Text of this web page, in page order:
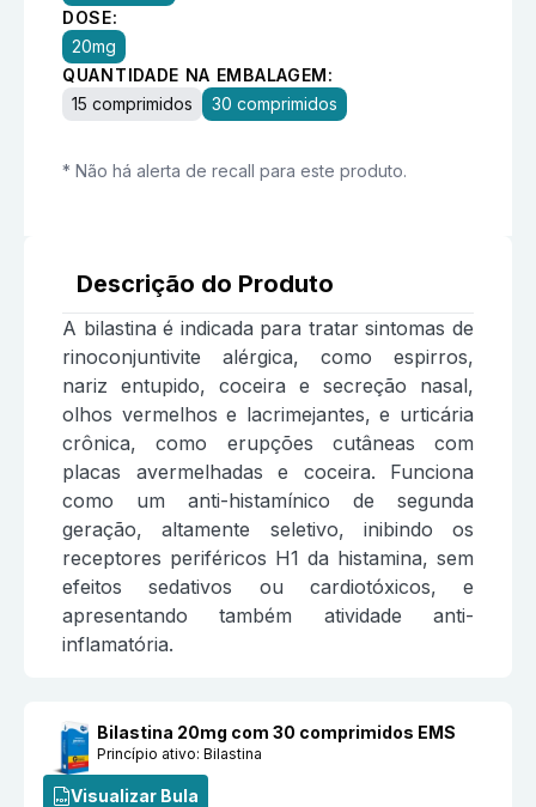
DOSE:
20mg
QUANTIDADE NA EMBALAGEM:
15 comprimidos
30 comprimidos
* Não há alerta de recall para este produto.
Descrição do Produto
A bilastina é indicada para tratar sintomas de
rinoconjuntivite alérgica, como espirros,
nariz entupido, coceira e secreção nasal,
olhos vermelhos e lacrimejantes, e urticária
crônica, como erupções cutâneas com
placas avermelhadas e coceira. Funciona
como um anti-histamínico de segunda
geração, altamente seletivo, inibindo os
receptores periféricos H1 da histamina, sem
efeitos sedativos ou cardiotóxicos, e
apresentando também atividade anti-
inflamatória.
Bilastina 20mg com 30 comprimidos EMS
Princípio ativo: Bilastina
Visualizar Bula